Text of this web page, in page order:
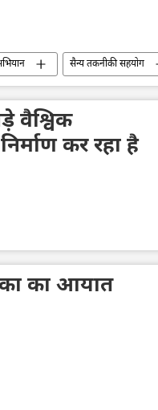
सैन्य तकनीकी सहयोग
वैश्विक
कर रहा है
का आयात